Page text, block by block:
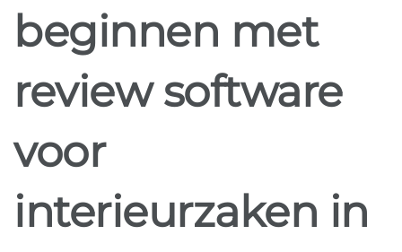
beginnen met
review software
voor
interieurzaken in